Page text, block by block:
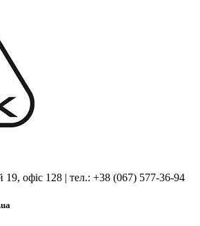
19, офіс 128 | тел.: +38 (067) 577-36-94